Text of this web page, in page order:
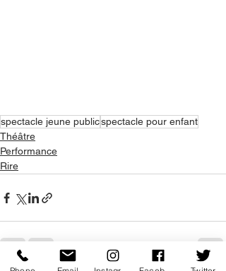
spectacle jeune publicspectacle pour enfant
Théâtre
Performance
Rire